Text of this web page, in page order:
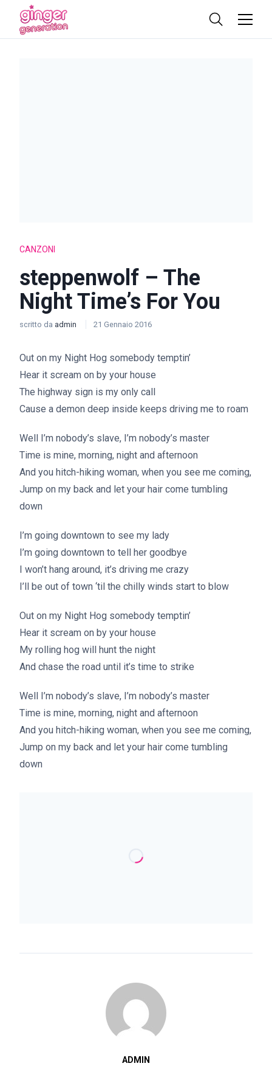
CANZONI
steppenwolf – The
Night Time’s For You
scritto da admin 21 Gennaio 2016
Out on my Night Hog somebody temptin’
Hear it scream on by your house
The highway sign is my only call
Cause a demon deep inside keeps driving me to roam
Well I’m nobody’s slave, I’m nobody’s master
Time is mine, morning, night and afternoon
And you hitch-hiking woman, when you see me coming,
Jump on my back and let your hair come tumbling
down
I’m going downtown to see my lady
I’m going downtown to tell her goodbye
I won’t hang around, it’s driving me crazy
I’ll be out of town ‘til the chilly winds start to blow
Out on my Night Hog somebody temptin’
Hear it scream on by your house
My rolling hog will hunt the night
And chase the road until it’s time to strike
Well I’m nobody’s slave, I’m nobody’s master
Time is mine, morning, night and afternoon
And you hitch-hiking woman, when you see me coming,
Jump on my back and let your hair come tumbling
down
ADMIN